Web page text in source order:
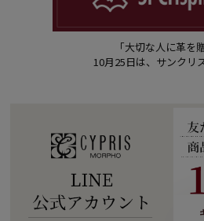
「大切な人に革を
10月25日は、サンクリ